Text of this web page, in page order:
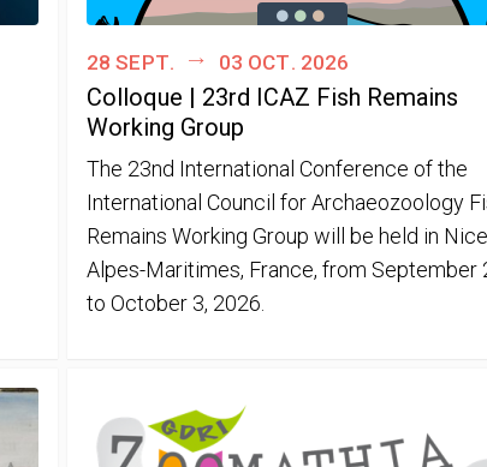
28 sept. 03 oct. 2026
Colloque | 23rd ICAZ Fish Remains
Working Group
The 23nd International Conference of the
International Council for Archaeozoology
Remains Working Group will be held in
Alpes-Maritimes, France, from September
to October 3, 2026.